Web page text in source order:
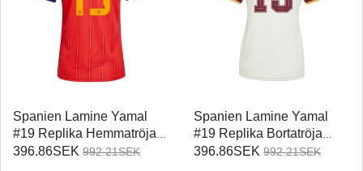
Spanien Lamine Yamal
#19 Replika Hemmatröja
Damer VM 2026
396.86SEK 992.21SEK
Spanien Lamine Yamal
#19 Replika Bortatröja
Damer VM 2026
396.86SEK 992.21SEK